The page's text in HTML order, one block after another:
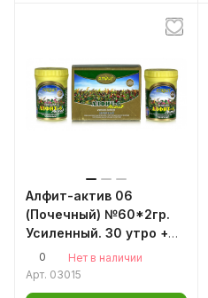
Алфит-актив 06
(Почечный) №60*2гр.
Усиленный. 30 утро +
30 вечер
0
Нет в наличии
Арт. 03015